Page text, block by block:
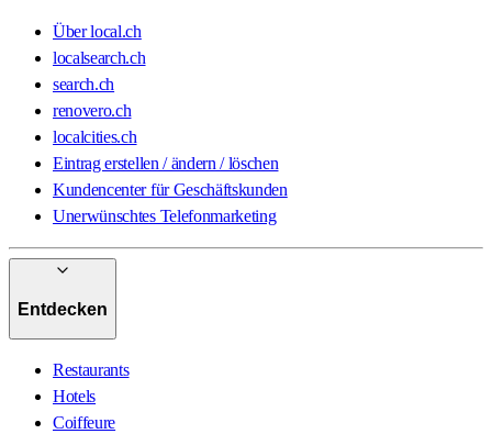
Über local.ch
localsearch.ch
search.ch
renovero.ch
localcities.ch
Eintrag erstellen / ändern / löschen
Kundencenter für Geschäftskunden
Unerwünschtes Telefonmarketing
Entdecken
Restaurants
Hotels
Coiffeure